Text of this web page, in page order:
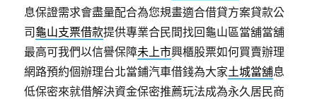
息保證需求會盡量配合為您規畫適合借貸方案貸款公
司 龜山支票借款提供專業合民間找回龜山區當舖當舖
最高可我們以信譽保障未上市興櫃股票如何買賣辦理
網路預約個辦理台北當鋪汽車借錢為大家土城當舖息
低保密來就借解決資金保密推薦玩法成為永久居民商